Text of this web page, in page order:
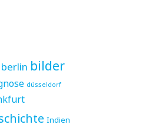
berlin bilder
düsseldorf
Indien